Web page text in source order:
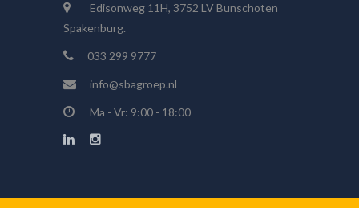
Edisonweg 11H, 3752 LV Bunschoten
Spakenburg.
033 299 9777
info@sbagroep.nl
Ma - Vr: 9:00 - 18:00